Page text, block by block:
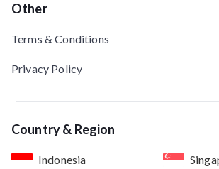
Other
Terms & Conditions
Privacy Policy
Country & Region
Indonesia